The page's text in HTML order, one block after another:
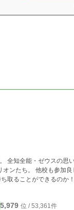
全知全能・ゼウスの思
ンたち。 他校も参加
取ることができるのか！
5,979 位 / 53,361件